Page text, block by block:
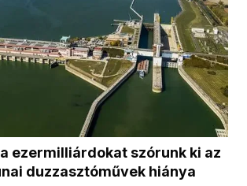
ezermilliárdokat szórunk ki az
duzzasztóművek hiánya